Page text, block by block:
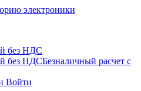
электроники
без НДС
без НДСБезналичный расчет с
Войти